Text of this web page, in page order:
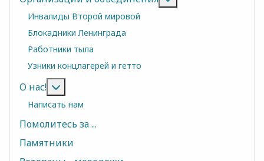
Инвалиды Второй мировой
Блокадники Ленинграда
Работники тыла
Узники концлагерей и гетто
О нас!
Написать нам
Помолитесь за ...
Памятники